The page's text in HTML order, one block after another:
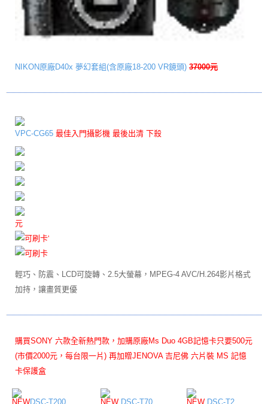
NIKON原廠D40x 夢幻套組(含原廠18-200 VR鏡頭) 37000元
VPC-CG65 最佳入門攝影機 最後出清 下殺
元
輕巧、防震、LCD可旋轉、2.5大螢幕，MPEG-4 AVC/H.264影片格式
加持，讓畫質更優
購買SONY 六款全新熱門款，加購原廠Ms Duo 4GB記憶卡只要500元
(市價2000元，每台限一片) 再加贈JENOVA 吉尼佛 六片裝 MS 記憶
卡保護盒
NEWDSC-T200 NEW DSC-T70 NEW DSC-T2